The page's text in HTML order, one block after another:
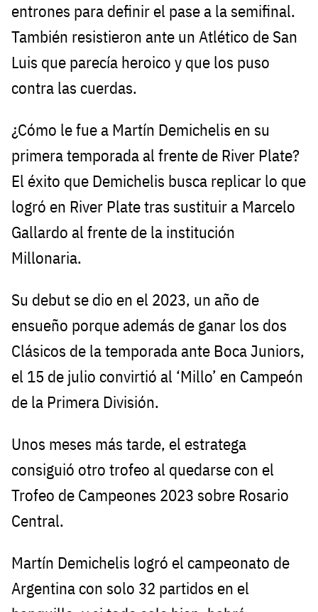
entrones para definir el pase a la semifinal.
También resistieron ante un Atlético de San
Luis que parecía heroico y que los puso
contra las cuerdas.
¿Cómo le fue a Martín Demichelis en su
primera temporada al frente de River Plate?
El éxito que Demichelis busca replicar lo que
logró en River Plate tras sustituir a Marcelo
Gallardo al frente de la institución
Millonaria.
Su debut se dio en el 2023, un año de
ensueño porque además de ganar los dos
Clásicos de la temporada ante Boca Juniors,
el 15 de julio convirtió al ‘Millo’ en Campeón
de la Primera División.
Unos meses más tarde, el estratega
consiguió otro trofeo al quedarse con el
Trofeo de Campeones 2023 sobre Rosario
Central.
Martín Demichelis logró el campeonato de
Argentina con solo 32 partidos en el